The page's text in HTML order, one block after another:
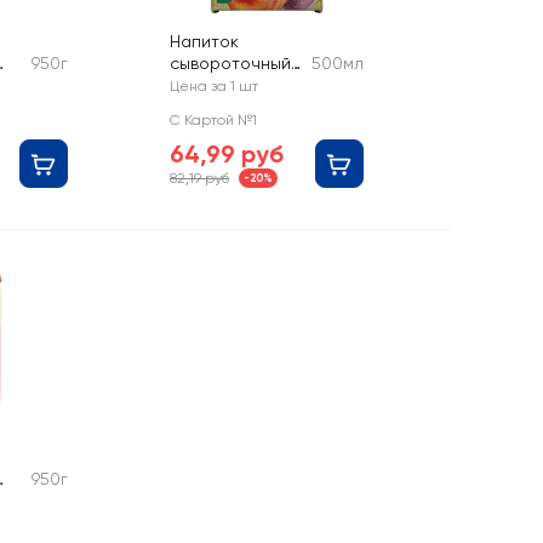
950г
Напиток
сывороточный
СЕЛО ЗЕЛЕНОЕ
маракуйя, без
змж
500мл
Цена за 1 шт
С Картой №1
64,99 руб
82,19 руб -20%
950г